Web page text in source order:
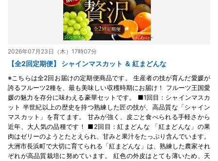
2026年07月23日（木）17時07分
【全2回定期便】 シャインマスカット ＆ 紅まどんな
※こちらは全2回お届けの定期便商品です。 生産者の技が育んだ愛媛が
誇るフルーツ2種を、最も美味しい収穫時期にお届け！ フルーツ王国愛
媛の魅力を存分に味わえる豪華セットです。 ■1回目：シャインマスカ
ット 半世紀以上の歴史を持つ熟練した匠の技が、高品質な「シャイン
マスカット」を育てます。 甘みが強く、皮ごと食べられる手軽さから
近年、大人気の品種です！ ■2回目：紅まどんな 「紅まどんな」の果
肉はゼリーのようとたとえられ、甘みと果汁をたっぷり含んでいます。
大洲市長浜町で大切に育てられる「紅まどんな」は、熟練した農家それ
ぞれが高品質栽培に努めています。 紅色の外皮はとても薄いため、天